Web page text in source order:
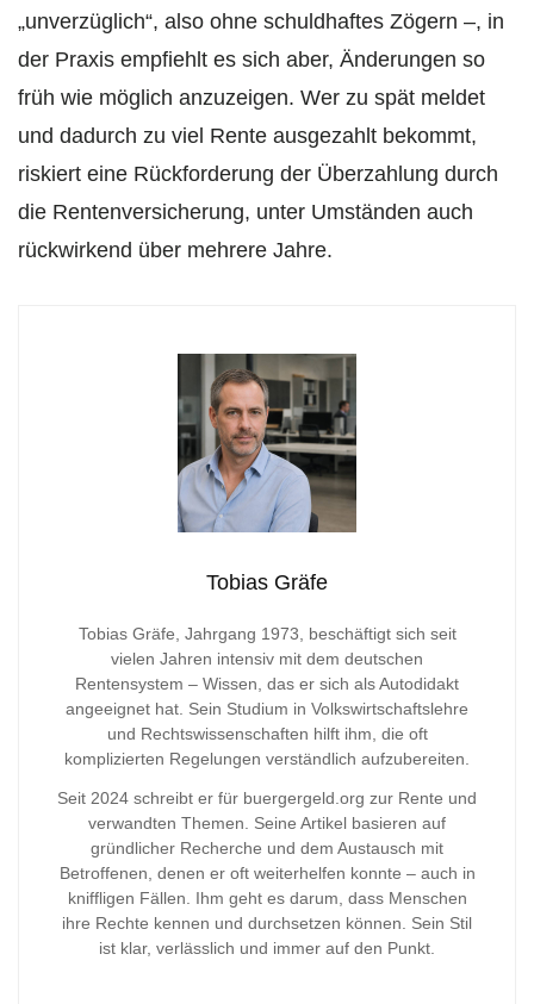
„unverzüglich“, also ohne schuldhaftes Zögern –, in
der Praxis empfiehlt es sich aber, Änderungen so
früh wie möglich anzuzeigen. Wer zu spät meldet
und dadurch zu viel Rente ausgezahlt bekommt,
riskiert eine Rückforderung der Überzahlung durch
die Rentenversicherung, unter Umständen auch
rückwirkend über mehrere Jahre.
Tobias Gräfe
Tobias Gräfe, Jahrgang 1973, beschäftigt sich seit
vielen Jahren intensiv mit dem deutschen
Rentensystem – Wissen, das er sich als Autodidakt
angeeignet hat. Sein Studium in Volkswirtschaftslehre
und Rechtswissenschaften hilft ihm, die oft
komplizierten Regelungen verständlich aufzubereiten.
Seit 2024 schreibt er für buergergeld.org zur Rente und
verwandten Themen. Seine Artikel basieren auf
gründlicher Recherche und dem Austausch mit
Betroffenen, denen er oft weiterhelfen konnte – auch in
kniffligen Fällen. Ihm geht es darum, dass Menschen
ihre Rechte kennen und durchsetzen können. Sein Stil
ist klar, verlässlich und immer auf den Punkt.